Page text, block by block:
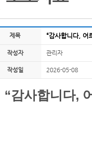
제목 “감사합니다, 어
작성자 관리자
작성일 2026-05-08
“감사합니다,